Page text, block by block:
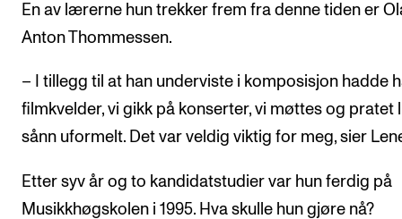
En av lærerne hun trekker frem fra denne tiden er
Anton Thommessen.
– I tillegg til at han underviste i komposisjon hadde
filmkvelder, vi gikk på konserter, vi møttes og pratet
sånn uformelt. Det var veldig viktig for meg, sier
Etter syv år og to kandidatstudier var hun ferdig på
Musikkhøgskolen i 1995. Hva skulle hun gjøre nå?